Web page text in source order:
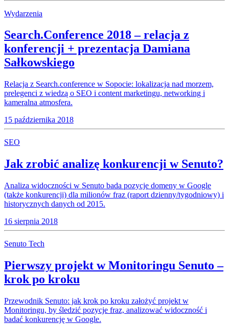
Wydarzenia
Search.Conference 2018 – relacja z
konferencji + prezentacja Damiana
Sałkowskiego
Relacja z Search.conference w Sopocie: lokalizacja nad morzem,
prelegenci z wiedzą o SEO i content marketingu, networking i
kameralna atmosfera.
15 października 2018
SEO
Jak zrobić analizę konkurencji w Senuto?
Analiza widoczności w Senuto bada pozycje domeny w Google
(także konkurencji) dla milionów fraz (raport dzienny/tygodniowy) i
historycznych danych od 2015.
16 sierpnia 2018
Senuto Tech
Pierwszy projekt w Monitoringu Senuto –
krok po kroku
Przewodnik Senuto: jak krok po kroku założyć projekt w
Monitoringu, by śledzić pozycje fraz, analizować widoczność i
badać konkurencję w Google.